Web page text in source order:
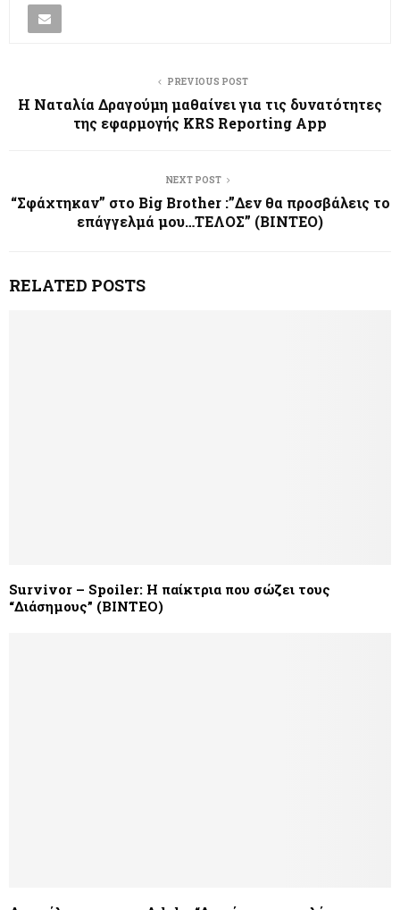
PREVIOUS POST
Η Ναταλία Δραγούμη μαθαίνει για τις δυνατότητες
της εφαρμογής KRS Reporting App
NEXT POST
“Σφάχτηκαν” στο Big Brother :”Δεν θα προσβάλεις το
επάγγελμά μου…ΤΕΛΟΣ” (ΒΙΝΤΕΟ)
RELATED POSTS
Survivοr – Spoiler: Η παίκτρια που σώζει τους
“Διάσημους” (ΒΙΝΤΕΟ)